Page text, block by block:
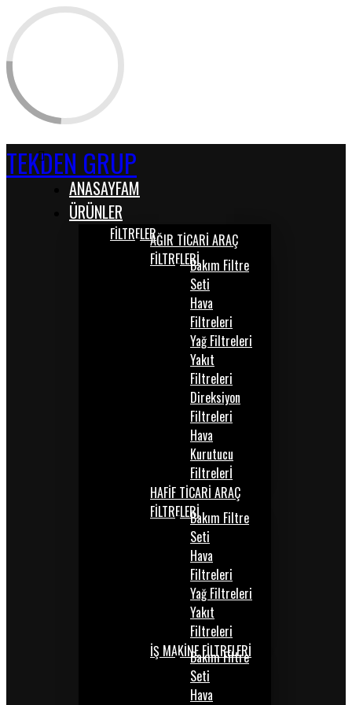
TEKDEN GRUP
ANASAYFAM
ÜRÜNLER
FİLTRELERAĞIR TİCARİ ARAÇ
FİLTRELERİBakım Filtre
Seti
Hava
Filtreleri
Yağ Filtreleri
Yakıt
Filtreleri
Direksiyon
Filtreleri
Hava
Kurutucu
Filtrelerİ
HAFİF TİCARİ ARAÇ
FİLTRELERİBakım Filtre
Seti
Hava
Filtreleri
Yağ Filtreleri
Yakıt
Filtreleri
İŞ MAKİNE FİLTRELERİ
Bakım Filtre
Seti
Hava